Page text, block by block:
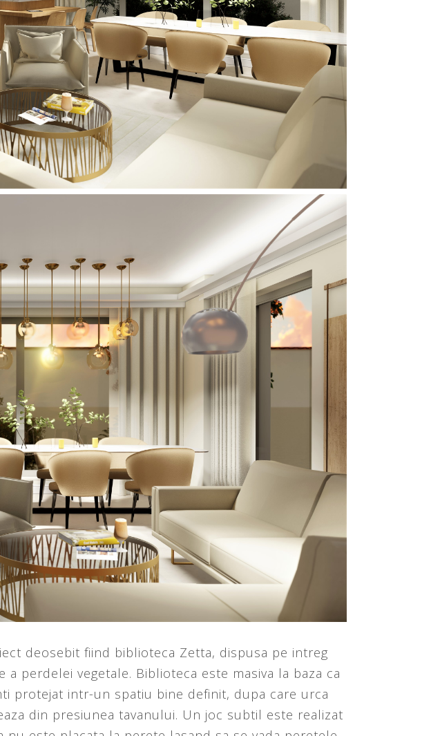
deosebit fiind biblioteca Zetta, dispusa pe intreg
perdelei vegetale. Biblioteca este masiva la baza ca
protejat intr-un spatiu bine definit, dupa care urca
din presiunea tavanului. Un joc subtil este realizat